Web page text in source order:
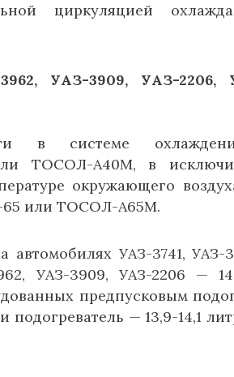
циркуляцией
УАЗ-3909, УАЗ-2206,
в системе
ТОСОЛ-А40М, в
окружающего
65 или ТОСОЛ-А65М.
УАЗ-3741, УАЗ-
УАЗ-3909, УАЗ-2206 —
предпусковым
— 13,9-14,1